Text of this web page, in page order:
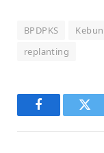
BPDPKS
replanting
Facebook